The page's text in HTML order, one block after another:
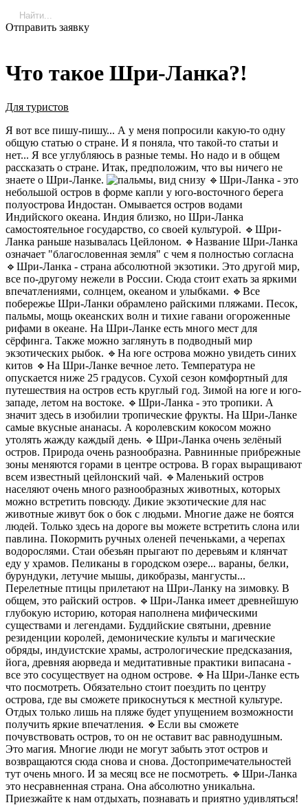
Отправить заявку
Что такое Шри-Ланка?!
Для туристов
Я вот все пишу-пишу... А у меня попросили какую-то одну
общую статью о стране. И я поняла, что такой-то статьи и
нет... Я все углубляюсь в разные темы. Но надо и в общем
рассказать о стране. Итак, предположим, что вы ничего не
знаете о Шри-Ланке.
🔹Шри-Ланка - это
небольшой остров в форме капли у юго-восточного берега
полуострова Индостан. Омывается остров водами
Индийского океана. Индия близко, но Шри-Ланка
самостоятельное государство, со своей культурой. 🔹Шри-
Ланка раньше называлась Цейлоном. 🔹Название Шри-Ланка
означает "благословенная земля" с чем я полностью согласна
🔹Шри-Ланка - страна абсолютной экзотики. Это другой мир,
все по-другому нежели в России. Сюда стоит ехать за яркими
впечатлениями, солнцем, океаном и улыбками. 🔹Все
побережье Шри-Ланки обрамлено райскими пляжами. Песок,
пальмы, мощь океанских волн и тихие гавани огороженные
рифами в океане. На Шри-Ланке есть много мест для
сёрфинга. Также можно заглянуть в подводный мир
экзотических рыбок. 🔹На юге острова можно увидеть синих
китов 🔹На Шри-Ланке вечное лето. Температура не
опускается ниже 25 градусов. Сухой сезон комфортный для
путешествия на остров есть круглый год. Зимой на юге и юго-
западе, летом на востоке. 🔹Шри-Ланка - это тропики. А
значит здесь в изобилии тропические фрукты. На Шри-Ланке
самые вкусные ананасы. А королевским кокосом можно
утолять жажду каждый день. 🔹Шри-Ланка очень зелёный
остров. Природа очень разнообразна. Равнинные прибрежные
зоны меняются горами в центре острова. В горах выращивают
всем известный цейлонский чай. 🔹Маленький остров
населяют очень много разнообразных животных, которых
можно встретить повсюду. Дикие экзотические для нас
животные живут бок о бок с людьми. Многие даже не боятся
людей. Только здесь на дороге вы можете встретить слона или
павлина. Покормить ручных оленей печеньками, а черепах
водорослями. Стаи обезьян прыгают по деревьям и клянчат
еду у храмов. Пеликаны в городском озере... вараны, белки,
бурундуки, летучие мышы, дикобразы, мангусты...
Перелетные птицы прилетают на Шри-Ланку на зимовку. В
общем, это райский остров. 🔹Шри-Ланка имеет древнейшую
глубокую историю, которая наполнена мифическими
существами и легендами. Буддийские святыни, древние
резиденции королей, демонические культы и магические
обряды, индуистские храмы, астрологические предсказания,
йога, древняя аюрведа и медитативные практики випасана -
все это сосуществует на одном острове. 🔹На Шри-Ланке есть
что посмотреть. Обязательно стоит поездить по центру
острова, где вы сможете прикоснуться к местной культуре.
Отдых только лишь на пляже будет упущением возможности
получить яркие впечатления. 🔹Если вы сможете
почувствовать остров, то он не оставит вас равнодушным.
Это магия. Многие люди не могут забыть этот остров и
возвращаются сюда снова и снова. Достопримечательностей
тут очень много. И за месяц все не посмотреть. 🔹Шри-Ланка
это несравненная страна. Она абсолютно уникальна.
Приезжайте к нам отдыхать, познавать и приятно удивляться!